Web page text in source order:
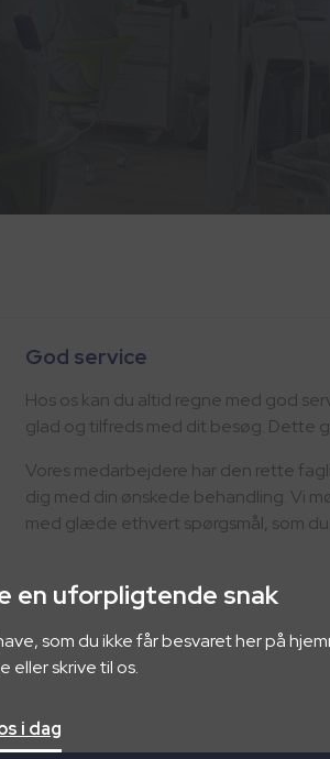
God service
Hos os kan du altid regne med god
glad og tilfreds med dit besøg. Dette
Vores medarbejdere har den rette
dig med din ønskede behandling. Vi
med glæde ethvert spørgsmål, som
en uforpligtende snak
som du ikke får besvaret her på
eller skrive til os.
i dag